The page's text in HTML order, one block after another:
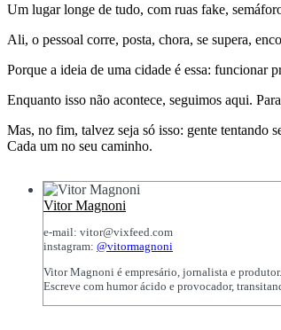
Um lugar longe de tudo, com ruas fake,
Ali, o pessoal corre, posta, chora, se supera,
Porque a ideia de uma cidade é essa: funcionar
Enquanto isso não acontece, seguimos aqui.
Mas, no fim, talvez seja só isso: gente tentando
Cada um no seu caminho.
Vitor Magnoni
e-mail: vitor@vixfeed.com
instagram: @vitormagnoni
Vitor Magnoni é empresário, jornalista e
Escreve com humor ácido e provocador,